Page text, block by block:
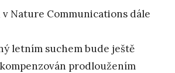
v Nature Communications dále
letním suchem bude ještě
prodloužením